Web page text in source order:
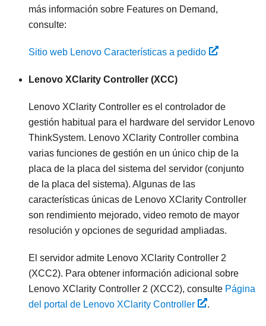
más información sobre Features on Demand,
consulte:
Sitio web Lenovo Características a pedido
Lenovo XClarity Controller (XCC)
Lenovo XClarity Controller es el controlador de
gestión habitual para el hardware del servidor Lenovo
ThinkSystem. Lenovo XClarity Controller combina
varias funciones de gestión en un único chip de la
placa de la placa del sistema del servidor (conjunto
de la placa del sistema). Algunas de las
características únicas de Lenovo XClarity Controller
son rendimiento mejorado, video remoto de mayor
resolución y opciones de seguridad ampliadas.
El servidor admite Lenovo XClarity Controller 2
(XCC2). Para obtener información adicional sobre
Lenovo XClarity Controller 2 (XCC2), consulte Página
del portal de Lenovo XClarity Controller
.